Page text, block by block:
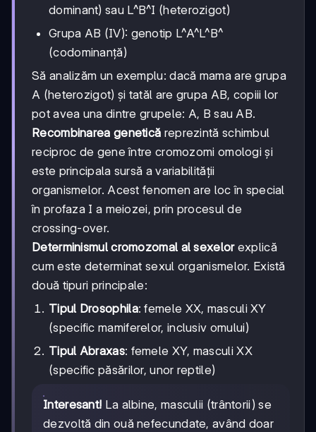
dominant) sau L^B^I (heterozigot)
Grupa AB (IV): genotip L^A^L^B^
(codominanță)
Să analizăm un exemplu: dacă mama are grupa
A (heterozigot) și tatăl are grupa AB, copiii lor
pot avea una dintre grupele: A, B sau AB.
Recombinarea genetică reprezintă schimbul
reciproc de gene între cromozomi omologi și
este principala sursă a variabilității
organismelor. Acest fenomen are loc în special
în profaza I a meiozei, prin procesul de
crossing-over.
Determinismul cromozomal al sexelorexplică
cum este determinat sexul organismelor. Există
două tipuri principale:
Tipul Drosophila: femele XX, masculi XY
(specific mamiferelor, inclusiv omului)
Tipul Abraxas: femele XY, masculi XX
(specific păsărilor, unor reptile)
Interesant! La albine, masculii (trântorii) se
dezvoltă din ouă nefecundate, având doar